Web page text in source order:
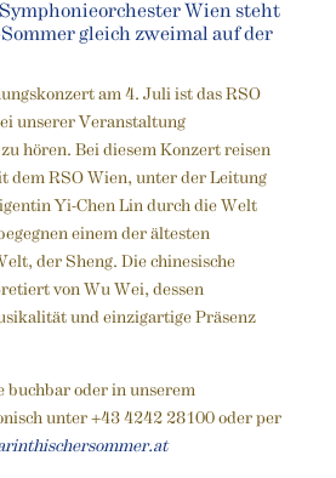
Symphonieorchester Wien steht
gleich zweimal auf der
am 4. Juli ist das RSO
unserer Veranstaltung
hören. Bei diesem Konzert reisen
dem RSO Wien, unter der Leitung
Yi-Chen Lin durch die Welt
einem der ältesten
der Sheng. Die chinesische
von Wu Wei, dessen
und einzigartige Präsenz
buchbar oder in unserem
unter +43 4242 28100 oder per